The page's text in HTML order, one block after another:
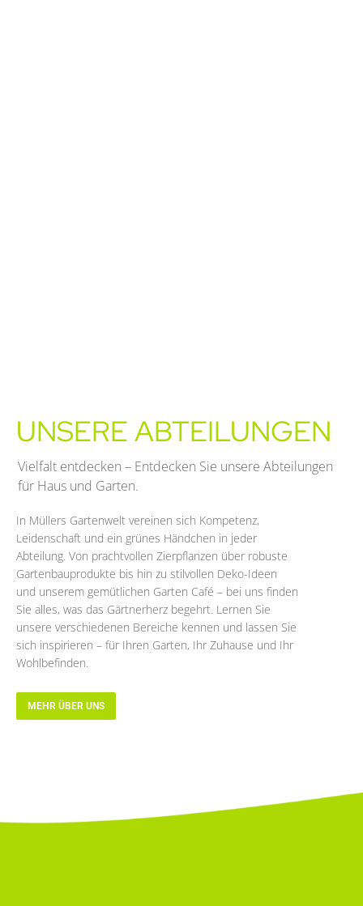
UNSERE ABTEILUNGEN
Vielfalt entdecken – Entdecken Sie unsere Abteilungen
für Haus und Garten.
In Müllers Gartenwelt vereinen sich Kompetenz,
Leidenschaft und ein grünes Händchen in jeder
Abteilung. Von prachtvollen Zierpflanzen über robuste
Gartenbauprodukte bis hin zu stilvollen Deko-Ideen
und unserem gemütlichen Garten Café – bei uns finden
Sie alles, was das Gärtnerherz begehrt. Lernen Sie
unsere verschiedenen Bereiche kennen und lassen Sie
sich inspirieren – für Ihren Garten, Ihr Zuhause und Ihr
Wohlbefinden.
MEHR ÜBER UNS